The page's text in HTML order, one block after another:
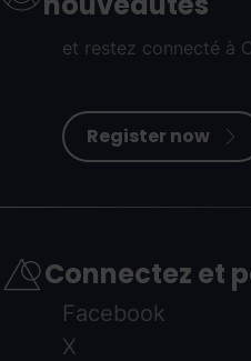
et restez connecté à
Register now
Connectez et
Facebook
X